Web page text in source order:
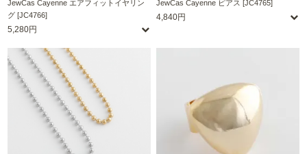
JewCas Cayenne エアフィットイヤリン
グ [JC4766]
5,280円
JewCas Cayenne ピアス [JC4765]
4,840円